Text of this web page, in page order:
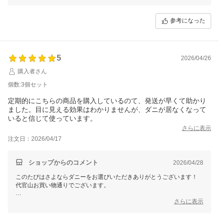
参考になった
5
2026/04/26
購入者さん
個数:3個セット
定期的にこちらの商品を購入しているのて、発送が早くて助かり
ました。目に見える効果はわかりませんが、ダニが居なくなって
いると信じて使っています。
さらに表示
注文日：2026/04/17
ショップからのコメント 2026/04/28
このたびはさよならダニーをお選びいただきありがとうございます！
代官山お買い物通りでございます。
さらに表示